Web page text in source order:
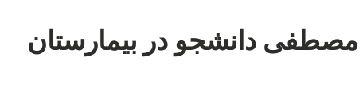
مصطفی دانشجو در بیمارستان